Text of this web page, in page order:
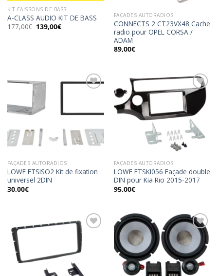
KIT CAISSONS DE BASS
A-CLASS AUDIO KIT DE BASS
177,00€ Le
139,00€Le
FAÇADES AUTORADIOS
CONNECTS 2 CT23VX48 Cache
radio pour OPEL CORSA /
ADAM
89,00€
Ajouter
FAÇADES AUTORADIOS
LOWE ETSISO2 Kit de fixation
universel 2DIN
30,00€
Ajouter
à la
wishlist
FAÇADES AUTORADIOS
LOWE ETSKI056 Façade double
DIN pour Kia Rio 2015-2017
95,00€
Ajouter
Ajouter
à la
wishlist